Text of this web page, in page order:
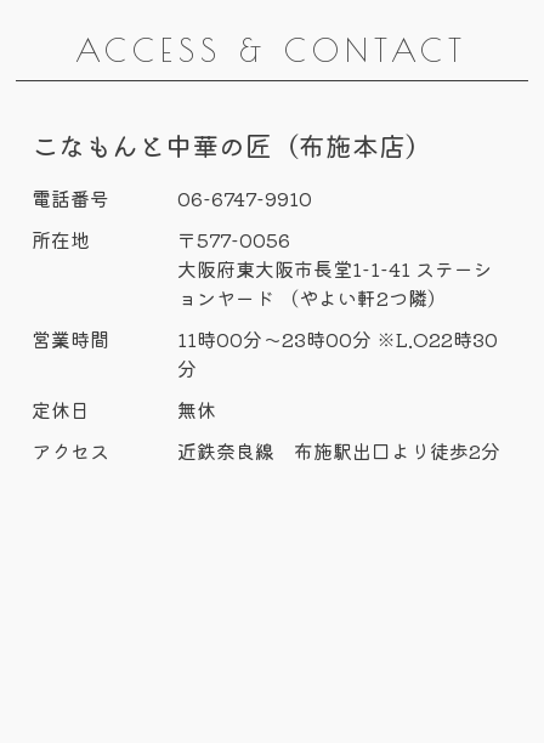
ACCESS & CONTACT
こなもんと中華の匠（布施本店）
電話番号
06-6747-9910
所在地
〒577-0056
大阪府東大阪市長堂1-1-41 ステーシ
ョンヤード （やよい軒2つ隣）
営業時間
11時00分～23時00分 ※L.O22時30
分
定休日
無休
アクセス
近鉄奈良線 布施駅出口より徒歩2分